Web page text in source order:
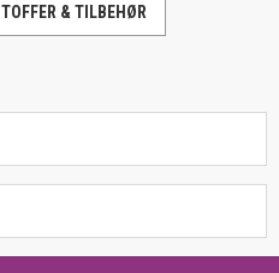
& TILBEHØR